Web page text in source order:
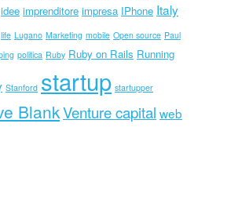
idee imprenditore impresa IPhone Italy
life Lugano Marketing mobile Open source Paul
politica Ruby Ruby on Rails Running
Stanford startup startupper
BlankVenture capital web